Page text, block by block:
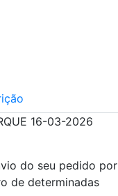
16-03-2026
do seu pedido por
de determinadas